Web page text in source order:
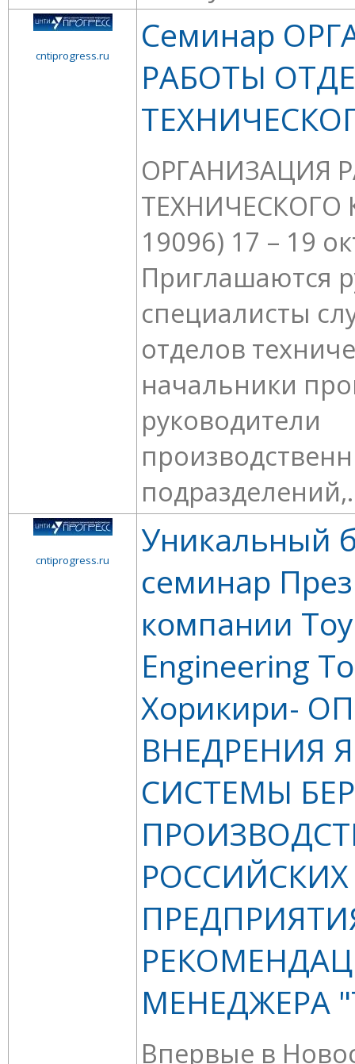
cntiprogress.ru
Семинар
РАБОТЫ
ОРГАНИЗАЦИЯ
ТЕХНИЧЕСКОГО
19096) 17 – 19
Приглашаются
специалисты
отделов
начальники
руководители
cntiprogress.ru
Уникальный
семинар
компании
Engineering
Хорикири-
ВНЕДРЕНИЯ
СИСТЕМЫ
РОССИЙСКИХ
МЕНЕДЖЕРА
Впервые в